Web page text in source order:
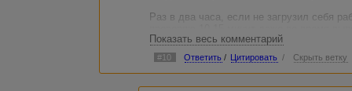
Раз в два часа, если не загрузил себя
А вообще, что это я тут за глупостью
возьмёт ТС, тем больше выбор будет у
Показать весь комментарий
#10 Ответить / Цитировать / Скрыть ветку